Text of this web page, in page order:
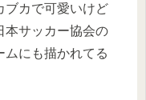
ブカで可愛いけど
本サッカー協会の
ムにも描かれてる